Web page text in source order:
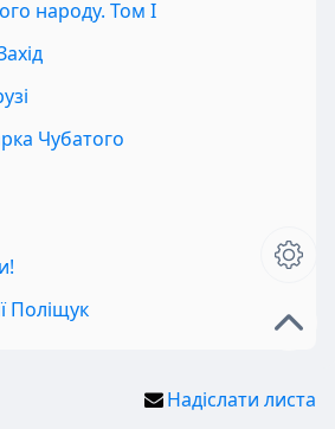
народу. Том I
Чубатого
Поліщук
Надіслати листа